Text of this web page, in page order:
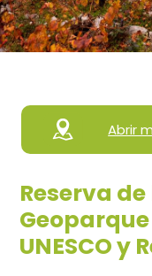
Abrir
Reserva
UNESCO y